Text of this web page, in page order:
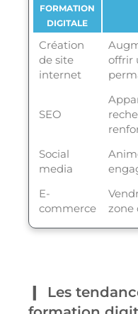
FORMATION
DIGITALE
Création
de site
internet
offrir
SEO
Social
media
E-
commerce
zone
Les